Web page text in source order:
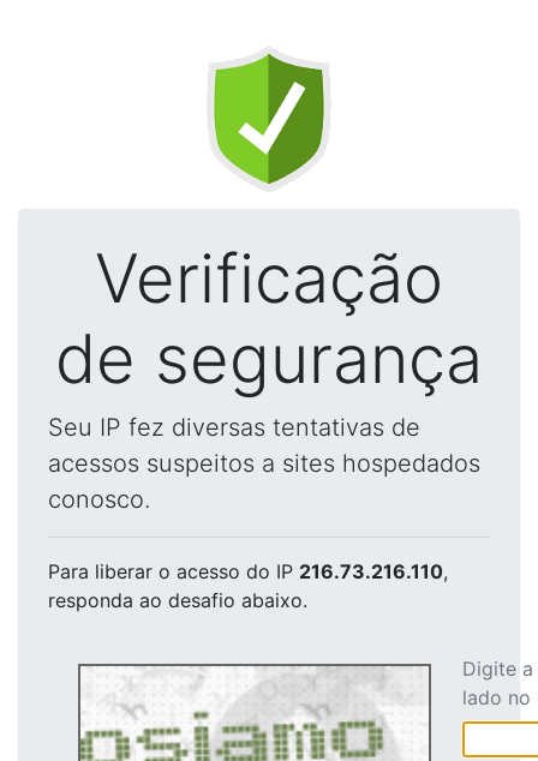
Verificação
de segurança
Seu IP fez diversas tentativas de
acessos suspeitos a sites hospedados
conosco.
Para liberar o acesso do IP 216.73.216.110,
responda ao desafio abaixo.
Digite
lado no